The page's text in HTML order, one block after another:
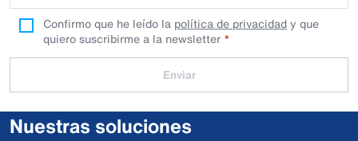
Confirmo que he leído la política de privacidady que
quiero suscribirme a la newsletter
Enviar
Nuestras soluciones